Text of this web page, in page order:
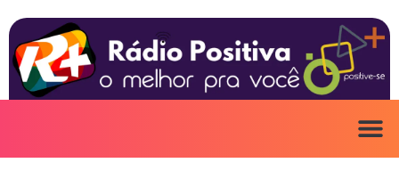
para
conteúdo